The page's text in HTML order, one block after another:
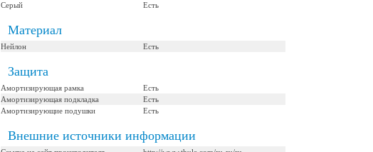
Серый Есть
Материал
Нейлон Есть
Защита
Амортизирующая рамка
Есть
Амортизирующая подкладка
Есть
Амортизирующие подушки
Есть
Внешние источники информации